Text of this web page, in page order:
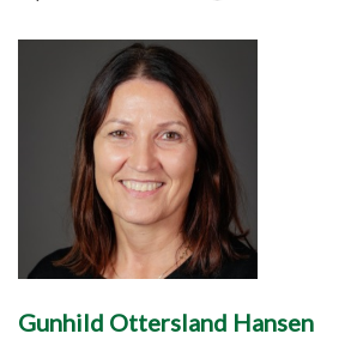
Gunhild Ottersland Hansen